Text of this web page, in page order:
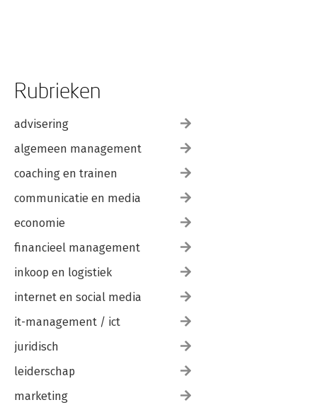
Rubrieken
advisering
algemeen management
coaching en trainen
communicatie en media
economie
financieel management
inkoop en logistiek
internet en social media
it-management / ict
juridisch
leiderschap
marketing